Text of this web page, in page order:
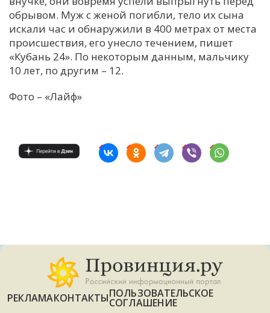
М
Н
Х
Ч
обрывом. Муж с женой погибли, тело их сына
искали час и обнаружили в 400 метрах от места
происшествия, его унесло течением, пишет
«Кубань 24». По некоторым данным, мальчику
10 лет, по другим – 12.
Фото – «Лайф»
РЕКЛАМАКОНТАКТЫПОЛЬЗОВАТЕЛЬСКОЕ
СОГЛАШЕНИЕ